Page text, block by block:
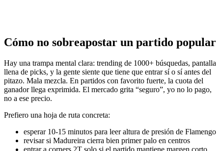
Cómo no sobreapostar un partido popular
Hay una trampa mental clara: trending de 1000+ búsquedas, pantalla
llena de picks, y la gente siente que tiene que entrar sí o sí antes del
pitazo. Mala mezcla. En partidos con favorito fuerte, la cuota del
ganador llega exprimida. El mercado grita “seguro”, yo no lo pago,
no a ese precio.
Prefiero una hoja de ruta concreta:
esperar 10-15 minutos para leer altura de presión de Flamengo
revisar si Madureira cierra bien primer palo en centros
entrar a corners 2T solo si el partido mantiene margen corto